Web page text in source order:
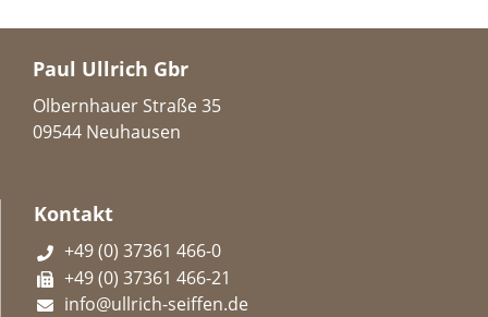
Paul Ullrich Gbr
Olbernhauer Straße 35
09544 Neuhausen
Kontakt
+49 (0) 37361 466-0
+49 (0) 37361 466-21
info@ullrich-seiffen.de